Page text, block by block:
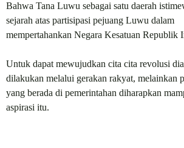
Bahwa Tana Luwu sebagai satu daerah
sejarah atas partisipasi pejuang Luwu dalam
mempertahankan Negara Kesatuan Republik
Untuk dapat mewujudkan cita cita revolusi
dilakukan melalui gerakan rakyat, melainkan
yang berada di pemerintahan diharapkan
aspirasi itu.